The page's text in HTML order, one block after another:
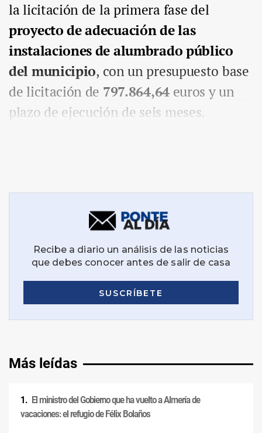
la licitación de la primera fase del
proyecto de adecuación de las
instalaciones de alumbrado público
del municipio, con un presupuesto base
de licitación de 797.864,64euros y un
plazo de ejecución de seis meses.
Más leídas
El ministro del Gobierno que ha vuelto a Almería de
vacaciones: el refugio de Félix Bolaños